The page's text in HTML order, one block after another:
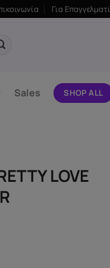
Για
Sales SHOP ALL
LOVE